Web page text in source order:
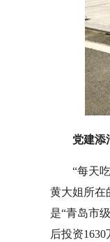
党建添
“每天
黄大姐所在
是“青岛市
后投资